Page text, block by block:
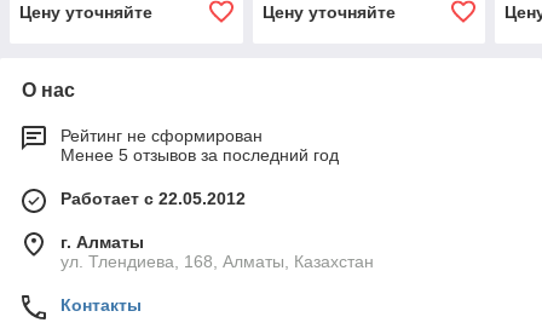
Цену уточняйте Цену уточняйте
О нас
Рейтинг не сформирован
Менее 5 отзывов за последний год
Работает с 22.05.2012
г. Алматы
ул. Тлендиева, 168, Алматы, Казахстан
Контакты